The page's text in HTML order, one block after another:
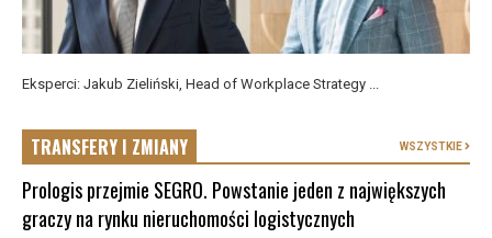
Eksperci: Jakub Zieliński, Head of Workplace Strategy ...
TRANSFERY I ZMIANY WSZYSTKIE
Prologis przejmie SEGRO. Powstanie jeden z największych
graczy na rynku nieruchomości logistycznych